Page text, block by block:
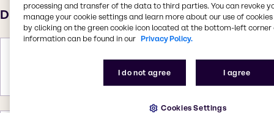
D
Диметил формамид
Формула: C3H7NO | CAS: 68-12-2
processing and transfer of the data to third parties. You can revoke
manage your cookie settings and learn more about our use of cookies
by clicking on the green cookie icon located at the bottom-left corner
information can be found in our Privacy Policy.
I do not agree I agree
Cookies Settings